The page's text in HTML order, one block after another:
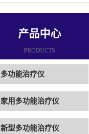
产品中心
PRODUCTS
多功能治疗仪
家用多功能治疗仪
新型多功能治疗仪